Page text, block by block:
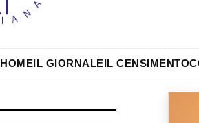
HOMEIL GIORNALEIL CENSIMENTO